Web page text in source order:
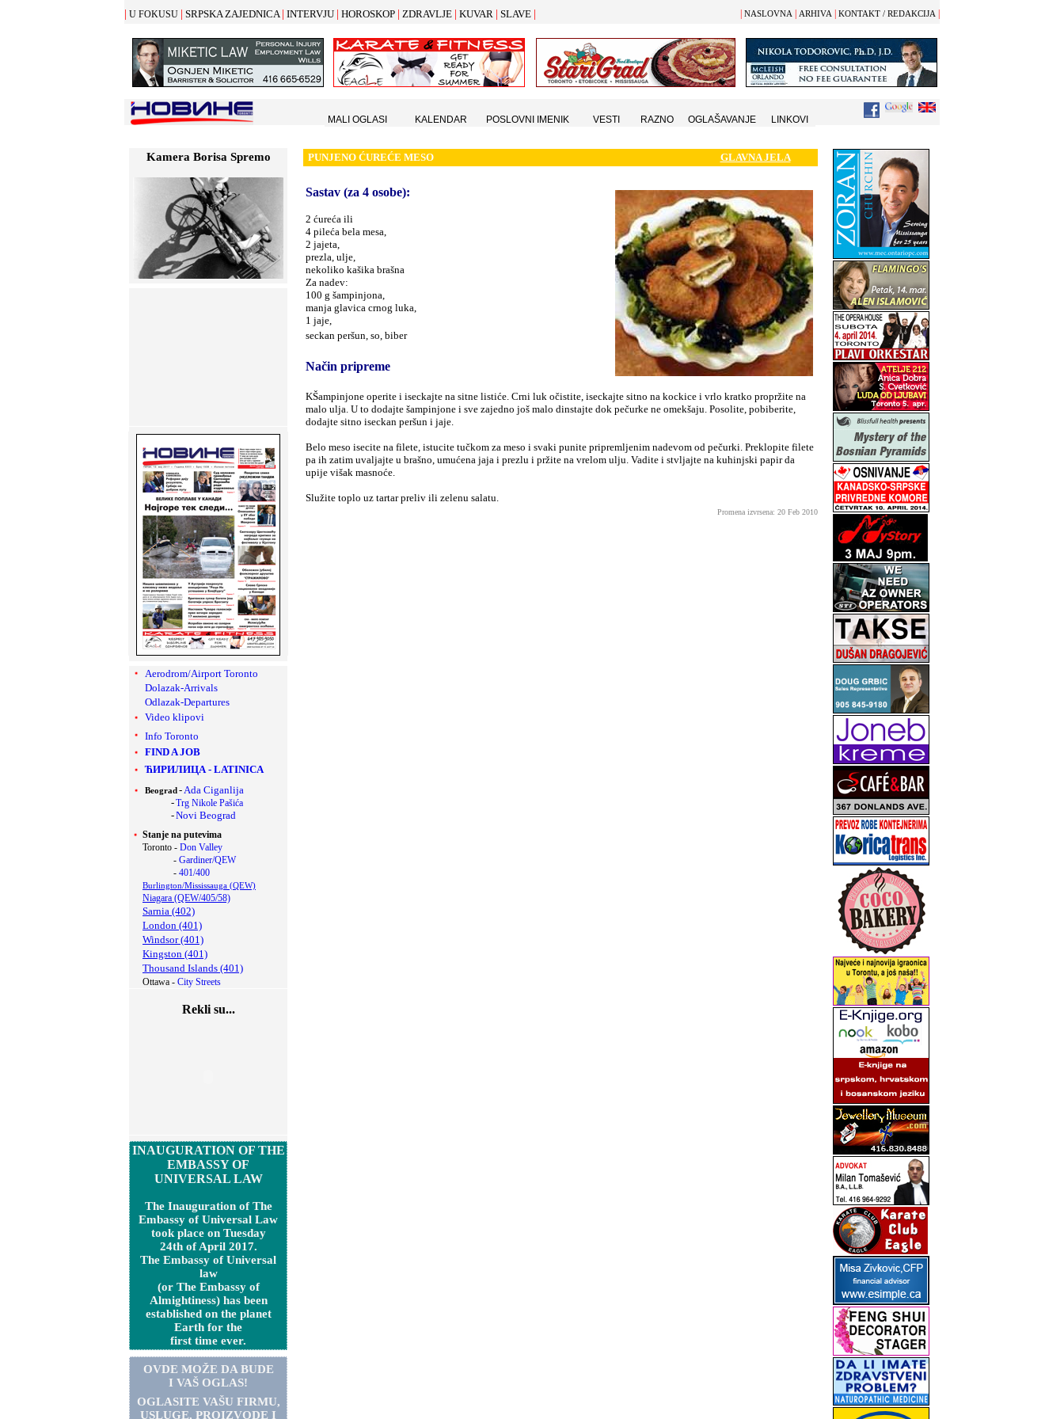
| U FOKUSU | SRPSKA ZAJEDNICA | INTERVJU | HOROSKOP | ZDRAVLJE | KUVAR | SLAVE | NASLOVNA ARHIVA KONTAKT / REDAKCIJA
Kamera Borisa Spremo
Aerodrom/Airport Toronto
Dolazak-Arrivals
Odlazak-Departures
Video klipovi
Info Toronto
FIND A JOB
ЋИРИЛИЦА - LATINICA
Beograd -Ada Ciganlija
-Trg Nikole Pašića
-Novi Beograd
Stanje na putevima
Toronto - Don Valley
- Gardiner/QEW
- 401/400
Burlington/Mississauga (QEW)
Niagara (QEW/405/58)
Sarnia (402)
London (401)
Windsor (401)
Kingston (401)
Thousand Islands (401)
Ottawa - City Streets
Rekli su...
INAUGURATION OF THE
EMBASSY OF
UNIVERSAL LAW
The Inauguration of The
Embassy of Universal Law
took place on Tuesday
24th of April 2017.
The Embassy of Universal
law
(or The Embassy of
Almightiness) has been
established on the planet
Earth for the
first time ever.
OVDE MOŽE DA BUDE
I VAŠ OGLAS!
OGLASITE VAŠU FIRMU,
USLUGE, PROIZVODE I
PUNJENO ĆUREĆE MESO GLAVNA JELA
Sastav (za 4 osobe):
2 ćureća ili
4 pileća bela mesa,
2 jajeta,
prezla, ulje,
nekoliko kašika brašna
Za nadev:
100 g šampinjona,
manja glavica crnog luka,
1 jaje,
seckan peršun, so, biber
Način pripreme
KŠampinjone operite i iseckajte na sitne listiće. Crni luk očistite, iseckajte sitno na kockice i vrlo kratko propržite na
malo ulja. U to dodajte šampinjone i sve zajedno još malo dinstajte dok pečurke ne omekšaju. Posolite, pobiberite,
dodajte sitno iseckan peršun i jaje.
Belo meso isecite na filete, istucite tučkom za meso i svaki punite pripremljenim nadevom od pečurki. Preklopite filete
pa ih zatim uvaljajte u brašno, umućena jaja i prezlu i pržite na vrelom ulju. Vadite i stvljajte na kuhinjski papir da
upije višak masnoće.
Služite toplo uz tartar preliv ili zelenu salatu.
Promena izvrsena: 20 Feb 2010
MALI OGLASI KALENDAR POSLOVNI IMENIK VESTI RAZNO OGLAŠAVANJE LINKOVI